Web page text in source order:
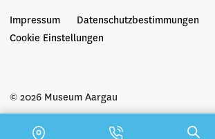
© 2026 Museum Aargau
Impressum
Datenschutzbestimmungen
Cookie Einstellungen